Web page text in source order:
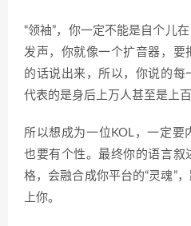
“领袖”，你一定不能是自个儿
发声，你就像一个扩音器，要
的话说出来，所以，你说的
代表的是身后上万人甚至是上百
所以想成为一位KOL，一定要
也要有个性。最终你的语言叙
格，会融合成你平台的“灵魂”
上你。